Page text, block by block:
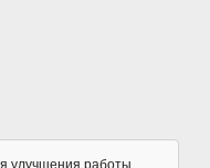
улучшения работы,